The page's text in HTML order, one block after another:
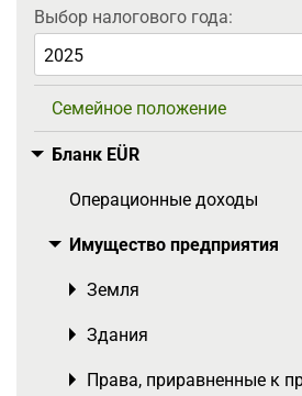
Выбор налогового года:
Семейное положение
Бланк EÜR
Toggle menu
Операционные доходы
Имущество предприятия
Toggle menu
Земля
Toggle menu
Здания
Toggle menu
Права, приравненные к
Toggle menu